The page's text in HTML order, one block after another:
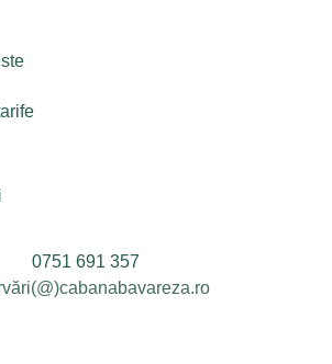
0751 691 357